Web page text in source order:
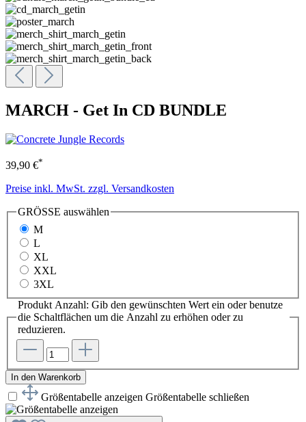
MARCH - Get In CD BUNDLE
39,90 €*
Preise inkl. MwSt. zzgl. Versandkosten
GRÖSSE auswählen
M
L
XL
XXL
3XL
Produkt Anzahl: Gib den gewünschten Wert ein oder benutze
die Schaltflächen um die Anzahl zu erhöhen oder zu
reduzieren.
In den Warenkorb
Größentabelle anzeigen Größentabelle schließen